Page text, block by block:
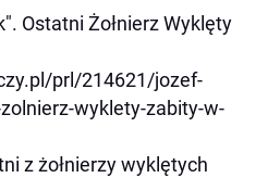
Ostatni Żołnierz Wyklęty
prl/214621/jozef-
wyklety-zabity-w-
z żołnierzy wyklętych